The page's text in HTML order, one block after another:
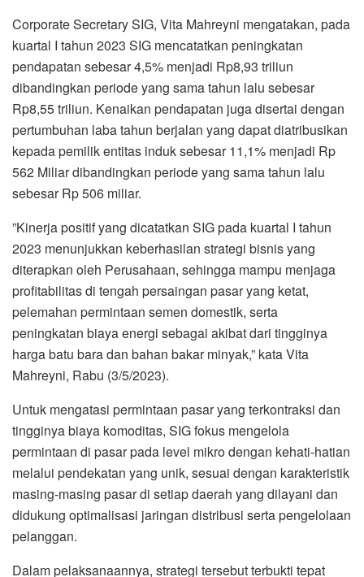
Corporate Secretary SIG, Vita Mahreyni mengatakan, pada
kuartal I tahun 2023 SIG mencatatkan peningkatan
pendapatan sebesar 4,5% menjadi Rp8,93 triliun
dibandingkan periode yang sama tahun lalu sebesar
Rp8,55 triliun. Kenaikan pendapatan juga disertai dengan
pertumbuhan laba tahun berjalan yang dapat diatribusikan
kepada pemilik entitas induk sebesar 11,1% menjadi Rp
562 Miliar dibandingkan periode yang sama tahun lalu
sebesar Rp 506 miliar.
”Kinerja positif yang dicatatkan SIG pada kuartal I tahun
2023 menunjukkan keberhasilan strategi bisnis yang
diterapkan oleh Perusahaan, sehingga mampu menjaga
profitabilitas di tengah persaingan pasar yang ketat,
pelemahan permintaan semen domestik, serta
peningkatan biaya energi sebagai akibat dari tingginya
harga batu bara dan bahan bakar minyak,” kata Vita
Mahreyni, Rabu (3/5/2023).
Untuk mengatasi permintaan pasar yang terkontraksi dan
tingginya biaya komoditas, SIG fokus mengelola
permintaan di pasar pada level mikro dengan kehati-hatian
melalui pendekatan yang unik, sesuai dengan karakteristik
masing-masing pasar di setiap daerah yang dilayani dan
didukung optimalisasi jaringan distribusi serta pengelolaan
pelanggan.
Dalam pelaksanaannya, strategi tersebut terbukti tepat